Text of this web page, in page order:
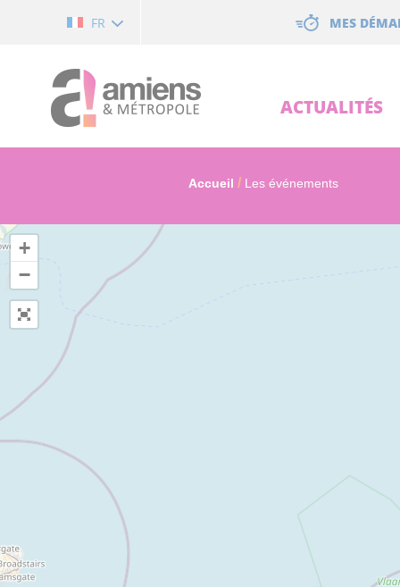
FR MES
ACTUALITÉS
Accueil Les événements
+
−